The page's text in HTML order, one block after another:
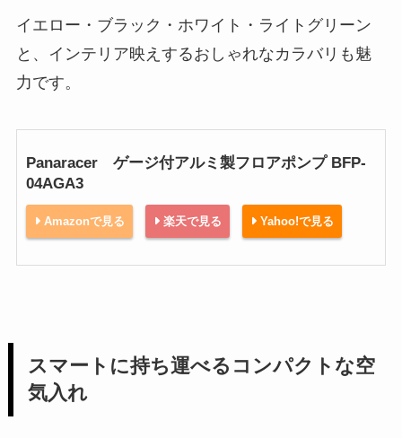
イエロー・ブラック・ホワイト・ライトグリーン
と、インテリア映えするおしゃれなカラバリも魅
力です。
Panaracer ゲージ付アルミ製フロアポンプ BFP-
04AGA3
Amazonで見る 楽天で見る Yahoo!で見る
スマートに持ち運べるコンパクトな空
気入れ